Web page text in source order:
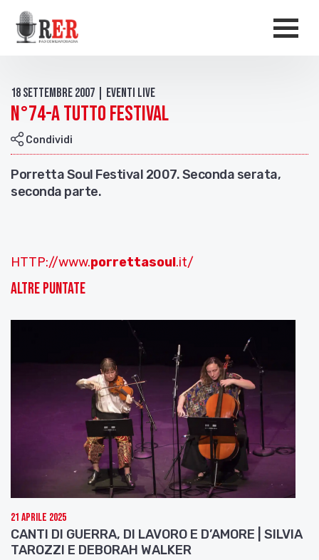
Salta al contenuto principale
18 Settembre 2007 | Eventi live
N°74-A TUTTO FESTIVAL
Condividi
Porretta Soul Festival 2007. Seconda serata,
seconda parte.
HTTP://www.porrettasoul.it/
Altre puntate
21 Aprile 2025
CANTI DI GUERRA, DI LAVORO E D’AMORE | SILVIA
TAROZZI E DEBORAH WALKER